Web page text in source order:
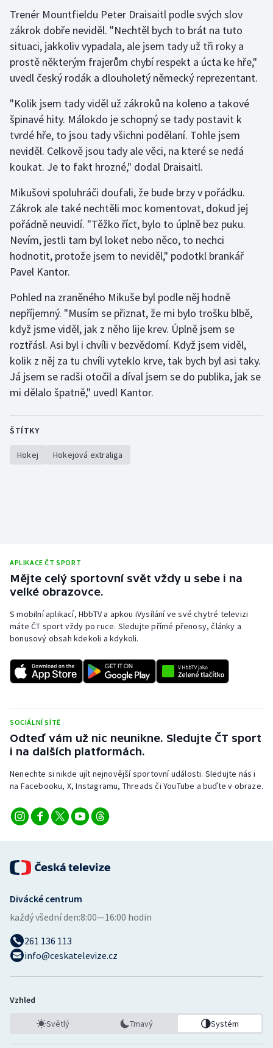
Vodní slalom
Volejbal
Ostatní
Trenér Mountfieldu Peter Draisaitl podle svých slov
zákrok dobře neviděl. "Nechtěl bych to brát na tuto
situaci, jakkoliv vypadala, ale jsem tady už tři roky a
prostě některým frajerům chybí respekt a úcta ke hře,"
uvedl český rodák a dlouholetý německý reprezentant.
"Kolik jsem tady viděl už zákroků na koleno a takové
špinavé hity. Málokdo je schopný se tady postavit k
tvrdé hře, to jsou tady všichni podělaní. Tohle jsem
neviděl. Celkově jsou tady ale věci, na které se nedá
koukat. Je to fakt hrozné," dodal Draisaitl.
Mikušovi spoluhráči doufali, že bude brzy v pořádku.
Zákrok ale také nechtěli moc komentovat, dokud jej
pořádně neuvidí. "Těžko říct, bylo to úplně bez puku.
Nevím, jestli tam byl loket nebo něco, to nechci
hodnotit, protože jsem to neviděl," podotkl brankář
Pavel Kantor.
Pohled na zraněného Mikuše byl podle něj hodně
nepříjemný. "Musím se přiznat, že mi bylo trošku blbě,
když jsme viděl, jak z něho lije krev. Úplně jsem se
roztřásl. Asi byl i chvíli v bezvědomí. Když jsem viděl,
kolik z něj za tu chvíli vyteklo krve, tak bych byl asi taky.
Já jsem se radši otočil a díval jsem se do publika, jak se
mi dělalo špatně," uvedl Kantor.
ŠTÍTKY
Hokej Hokejová extraliga
APLIKACE ČT SPORT
Mějte celý sportovní svět vždy u sebe i na
velké obrazovce.
S mobilní aplikací, HbbTV a apkou iVysílání ve své chytré televizi
máte ČT sport vždy po ruce. Sledujte přímé přenosy, články a
bonusový obsah kdekoli a kdykoli.
SOCIÁLNÍ SÍTĚ
Odteď vám už nic neunikne. Sledujte ČT sport
i na dalších platformách.
Nenechte si nikde ujít nejnovější sportovní události. Sledujte nás i
na Facebooku, X, Instagramu, Threads či YouTube a buďte v obraze.
Divácké centrum
každý všední den:8:00—16:00 hodin
261 136 113
info@ceskatelevize.cz
Vzhled
Světlý Tmavý Systém